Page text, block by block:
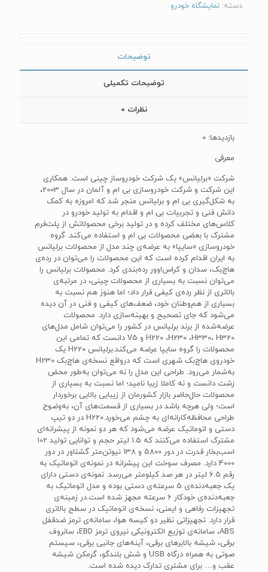
دسته: نمایشگاه خودرو
توضیحات
توضیحات تکمیلی
نظرات 0
بازدیدها: 0
معرفی
شرکت «برلیانس» یک شرکت خودروساز چینی است. همکاری
این شرکت و شرکت خودروسازی بی ‌ام‌ و آلمان در سال 2003،
به شکل‌گیری بی ‌ام ‌و برلیانس منجر شد که امروزه به کمک
دانش فنی و تجربیات بی ‌ام ‌و اقدام به تولید خودرو در
کلاس‌های مختلف کرده و در تولید برخی محصولاتش از پلت‌فرم
مشترک با بعضی محصولات بی ‌ام‌ و استفاده می‌کند. گروه
خودروسازی «سایپا» به عرضه‌ی چند مدل از محصولات برلیانس
به ایران اقدام کرده است که این محصولات را می‌توان در رده‌ی
هاچ‌بک، سدان و کراس‌اوور رده‌بندی کرد. محصولات برلیانس را
می‌توان نسبت به بسیاری از محصولات چینی، در مرتبه‌ی
بالاتری از نظر رده‌ی کیفی قرار داد؛ اما هنوز هم نسبت به
بسیاری از هم‌وطنان خود، ضعف‌های کیفی و فنی در آن دیده
می‌شود که جای تصحیح و بهینه‌سازی دارد. محصولات
عرضه‌شده‌ از برند برلیانس در کشور را می‌توان شامل مدل‌های
H220 ،H230 ،H330، H320 و V5 دانست که تمامی این
محصولات را گروه سایپا عرضه می‌کند.برلیانس H220 یک
خودروی هاچ‌بک شهری است که درواقع نسخه‌ی هاچ‌بک H230
به‌شمار می‌رود. طراحی این مدل را نه می‌توان به‌طور محض
زشت دانست و نه کاملا زیبا نامید؛ اما نسبت به بسیاری از
محصولات حال‌حاضر بازار کشورمان از زیبایی بالایی برخوردار
است؛ ولی هرچه باشد در بسیاری از قسمت‌های آن، به‌وضوح
طراحی محافظه‌کارانه‌ای به چشم‌ می‌خورد.H220 در دو تیپ
دستی و اتوماتیک عرضه می‌شود که هر دو نمونه از پیشرانه‌ای
مشترک استفاده می‌کنند که 1.5 لیتر حجم و توانایی تولید 102
اسب‌بخار قدرت در دور 5800 و 138 نیوتن‌متر گشتاور در دور
4000 دارد. مصرف سوخت این پیشرانه در نمونه‌ی اتوماتیک به
رقم 6.5 لیتر در هر صد کیلومتر می‌رسد. نمونه‌ی دستی دارای
یک جعبه‌دنده‌ی 5 سرعته‌ی دستی بوده و مدل اتوماتیک به
جعبه‌دنده‌ی خودکار 6 سرعته مجهز شده است.در زمینه‌ی
تجهیزات رفاهی و ایمنی، نسخه‌ی اتوماتیک در سطح بالاتری
قرار دارد. تجهیزاتی نظیر دو کیسه هوا، سامانه‌ی ترمز ضدقفل
ABS، سامانه‌ی توزیع الکترونیکی نیروی ترمز EBD، سانروف
برقی، شیشه بالابرهای برقی، آینه‌های جانبی برقی، سیستم
صوتی به همراه درگاه USB و شش بلندگو، گرمکن شیشه
عقب و… برای مشتری تدارک دیده شده است.